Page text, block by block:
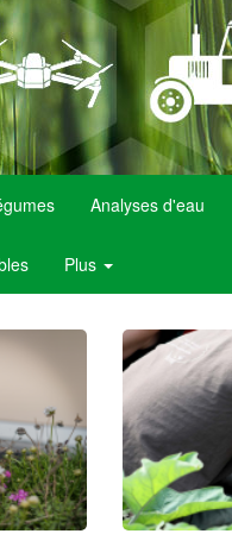
Analyses d'eau
Plus